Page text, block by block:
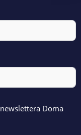
Doma